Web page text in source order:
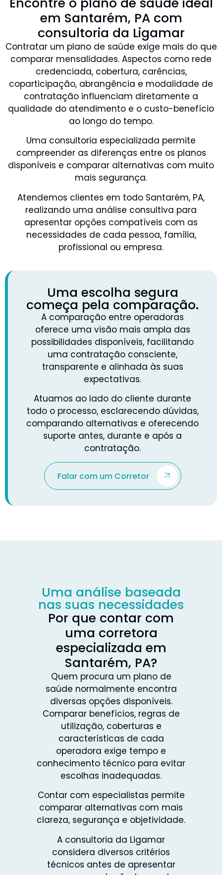
em Santarém, PA com
consultoria da Ligamar
Contratar um plano de saúde exige mais do que
comparar mensalidades. Aspectos como rede
credenciada, cobertura, carências,
coparticipação, abrangência e modalidade de
contratação influenciam diretamente a
qualidade do atendimento e o custo-benefício
ao longo do tempo.
Uma consultoria especializada permite
compreender as diferenças entre os planos
disponíveis e comparar alternativas com muito
mais segurança.
Atendemos clientes em todo Santarém, PA,
realizando uma análise consultiva para
apresentar opções compatíveis com as
necessidades de cada pessoa, família,
profissional ou empresa.
Uma escolha segura
começa pela comparação.
A comparação entre operadoras
oferece uma visão mais ampla das
possibilidades disponíveis, facilitando
uma contratação consciente,
transparente e alinhada às suas
expectativas.
Atuamos ao lado do cliente durante
todo o processo, esclarecendo dúvidas,
comparando alternativas e oferecendo
suporte antes, durante e após a
contratação.
Falar com um Corretor
Uma análise baseada
nas suas necessidades
Por que contar com
uma corretora
especializada em
Santarém, PA?
Quem procura um plano de
saúde normalmente encontra
diversas opções disponíveis.
Comparar benefícios, regras de
utilização, coberturas e
características de cada
operadora exige tempo e
conhecimento técnico para evitar
escolhas inadequadas.
Contar com especialistas permite
comparar alternativas com mais
clareza, segurança e objetividade.
A consultoria da Ligamar
considera diversos critérios
técnicos antes de apresentar